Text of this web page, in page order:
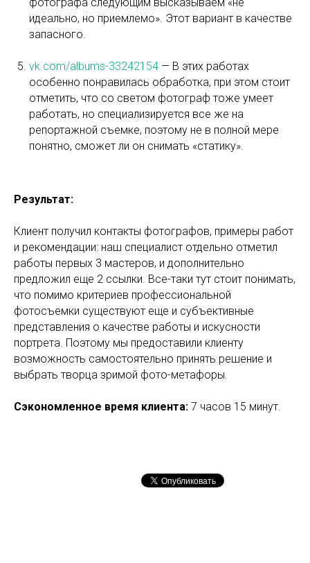
идеально, но приемлемо». Этот вариант в качестве
запасного.
vk.com/albums-33242154 — В этих работах
особенно понравилась обработка, при этом стоит
отметить, что со светом фотограф тоже умеет
работать, но специализируется все же на
репортажной съемке, поэтому не в полной мере
понятно, сможет ли он снимать «статику».
Результат:
Клиент получил контакты фотографов, примеры работ
и рекомендации: наш специалист отдельно отметил
работы первых 3 мастеров, и дополнительно
предложил еще 2 ссылки. Все-таки тут стоит понимать,
что помимо критериев профессиональной
фотосъемки существуют еще и субъективные
представления о качестве работы и искусности
портрета. Поэтому мы предоставили клиенту
возможность самостоятельно принять решение и
выбрать творца зримой фото-метафоры.
Сэкономленное время клиента: 7 часов 15 минут.